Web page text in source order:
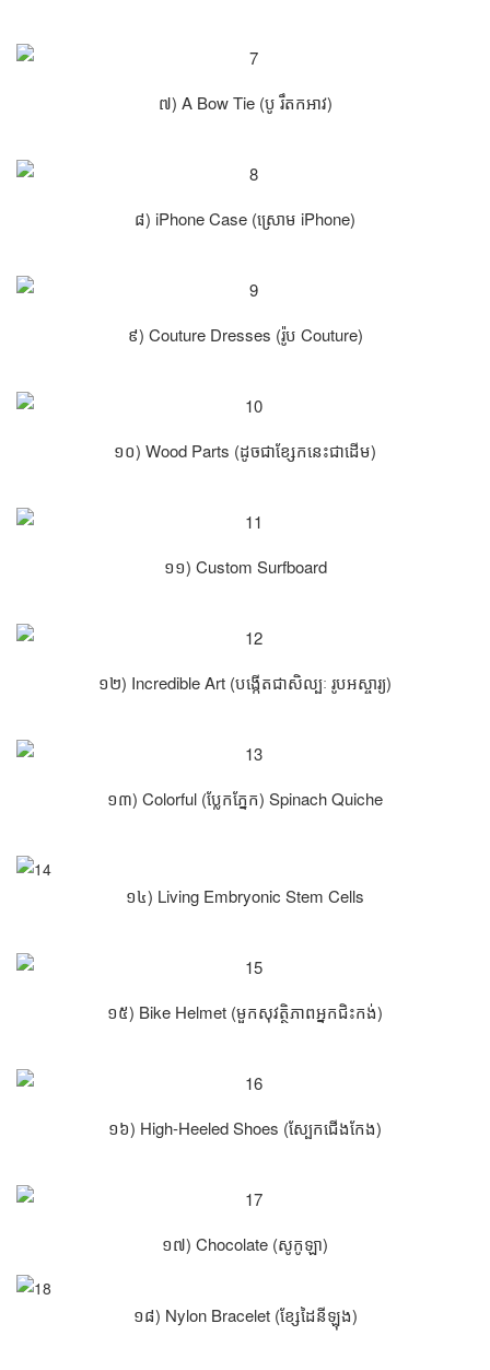
៧) A Bow Tie (បូ រឹតកអាវ)
៨) iPhone Case (ស្រោម iPhone)
៩) Couture Dresses (រ៉ូប Couture)
១០) Wood Parts (ដូចជាខ្សែកនេះជាដើម)
១១) Custom Surfboard
១២) Incredible Art (បង្កើតជាសិល្បៈ រូបអស្ចារ្យ)
១៣) Colorful (ប្លែកភ្នែក) Spinach Quiche
១៤) Living Embryonic Stem Cells
១៥) Bike Helmet (មួកសុវត្ថិភាពអ្នកជិះកង់)
១៦) High-Heeled Shoes (ស្បែកជើងកែង)
១៧) Chocolate (សូកូឡា)
១៨) Nylon Bracelet (ខ្សែដៃនីឡុង)